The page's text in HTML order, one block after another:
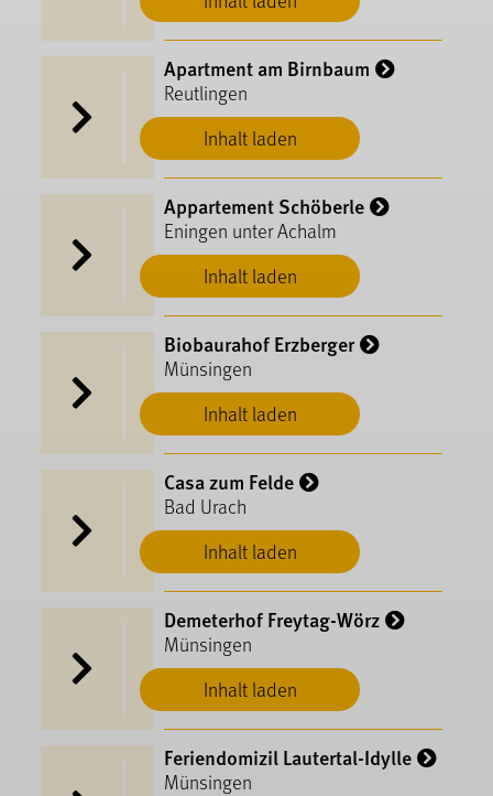
Inhalt laden
Apartment am Birnbaum
Reutlingen
Inhalt laden
Appartement Schöberle
Eningen unter Achalm
Inhalt laden
Biobaurahof Erzberger
Münsingen
Inhalt laden
Casa zum Felde
Bad Urach
Inhalt laden
Demeterhof Freytag-Wörz
Münsingen
Feriendomizil Lautertal-Idylle
Münsingen